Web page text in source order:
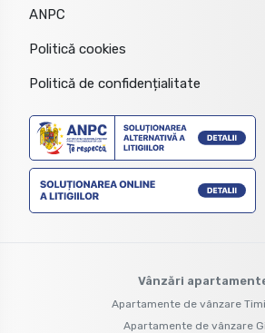
ANPC
Politică cookies
Politică de confidențialitate
Vânzări
Apartamente de vânzare
Apartamente de vânzare